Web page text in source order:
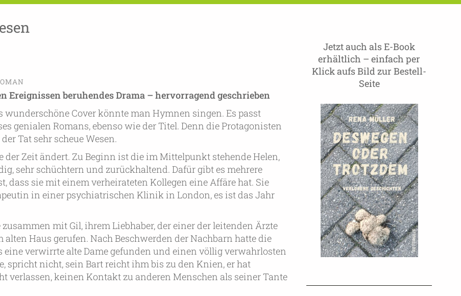
Ereignissen beruhendes Drama – hervorragend geschrieben
wunderschöne Cover könnte man Hymnen singen. Es passt
genialen Romans, ebenso wie der Titel. Denn die Protagonisten
Tat sehr scheue Wesen.
der Zeit ändert. Zu Beginn ist die im Mittelpunkt stehende Helen,
sehr schüchtern und zurückhaltend. Dafür gibt es mehrere
dass sie mit einem verheirateten Kollegen eine Affäre hat. Sie
in einer psychiatrischen Klinik in London, es ist das Jahr
mit Gil, ihrem Liebhaber, der einer der leitenden Ärzte
Haus gerufen. Nach Beschwerden der Nachbarn hatte die
eine verwirrte alte Dame gefunden und einen völlig verwahrlosten
spricht nicht, sein Bart reicht ihm bis zu den Knien, er hat
verlassen, keinen Kontakt zu anderen Menschen als seiner Tante
Jetzt auch als E-Book
erhältlich – einfach per
Klick aufs Bild zur Bestell-
Seite